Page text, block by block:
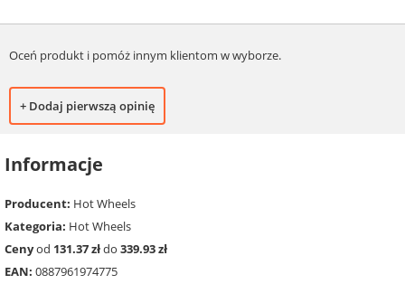
Oceń produkt i pomóż innym klientom w wyborze.
+ Dodaj pierwszą opinię
Informacje
Producent: Hot Wheels
Kategoria: Hot Wheels
Cenyod 131.37 złdo 339.93 zł
EAN: 0887961974775